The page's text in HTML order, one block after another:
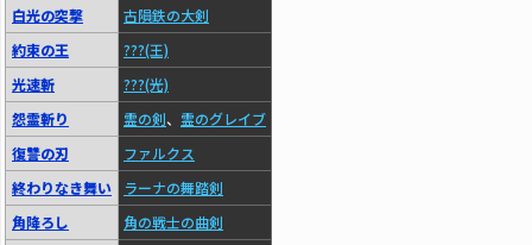
白光の突撃
古隕鉄の大剣
約束の王
???(王)
光速斬
???(光)
怨霊斬り
霊の剣、 霊のグレイブ
復讐の刃
ファルクス
終わりなき舞い
ラーナの舞踏剣
角降ろし
角の戦士の曲剣